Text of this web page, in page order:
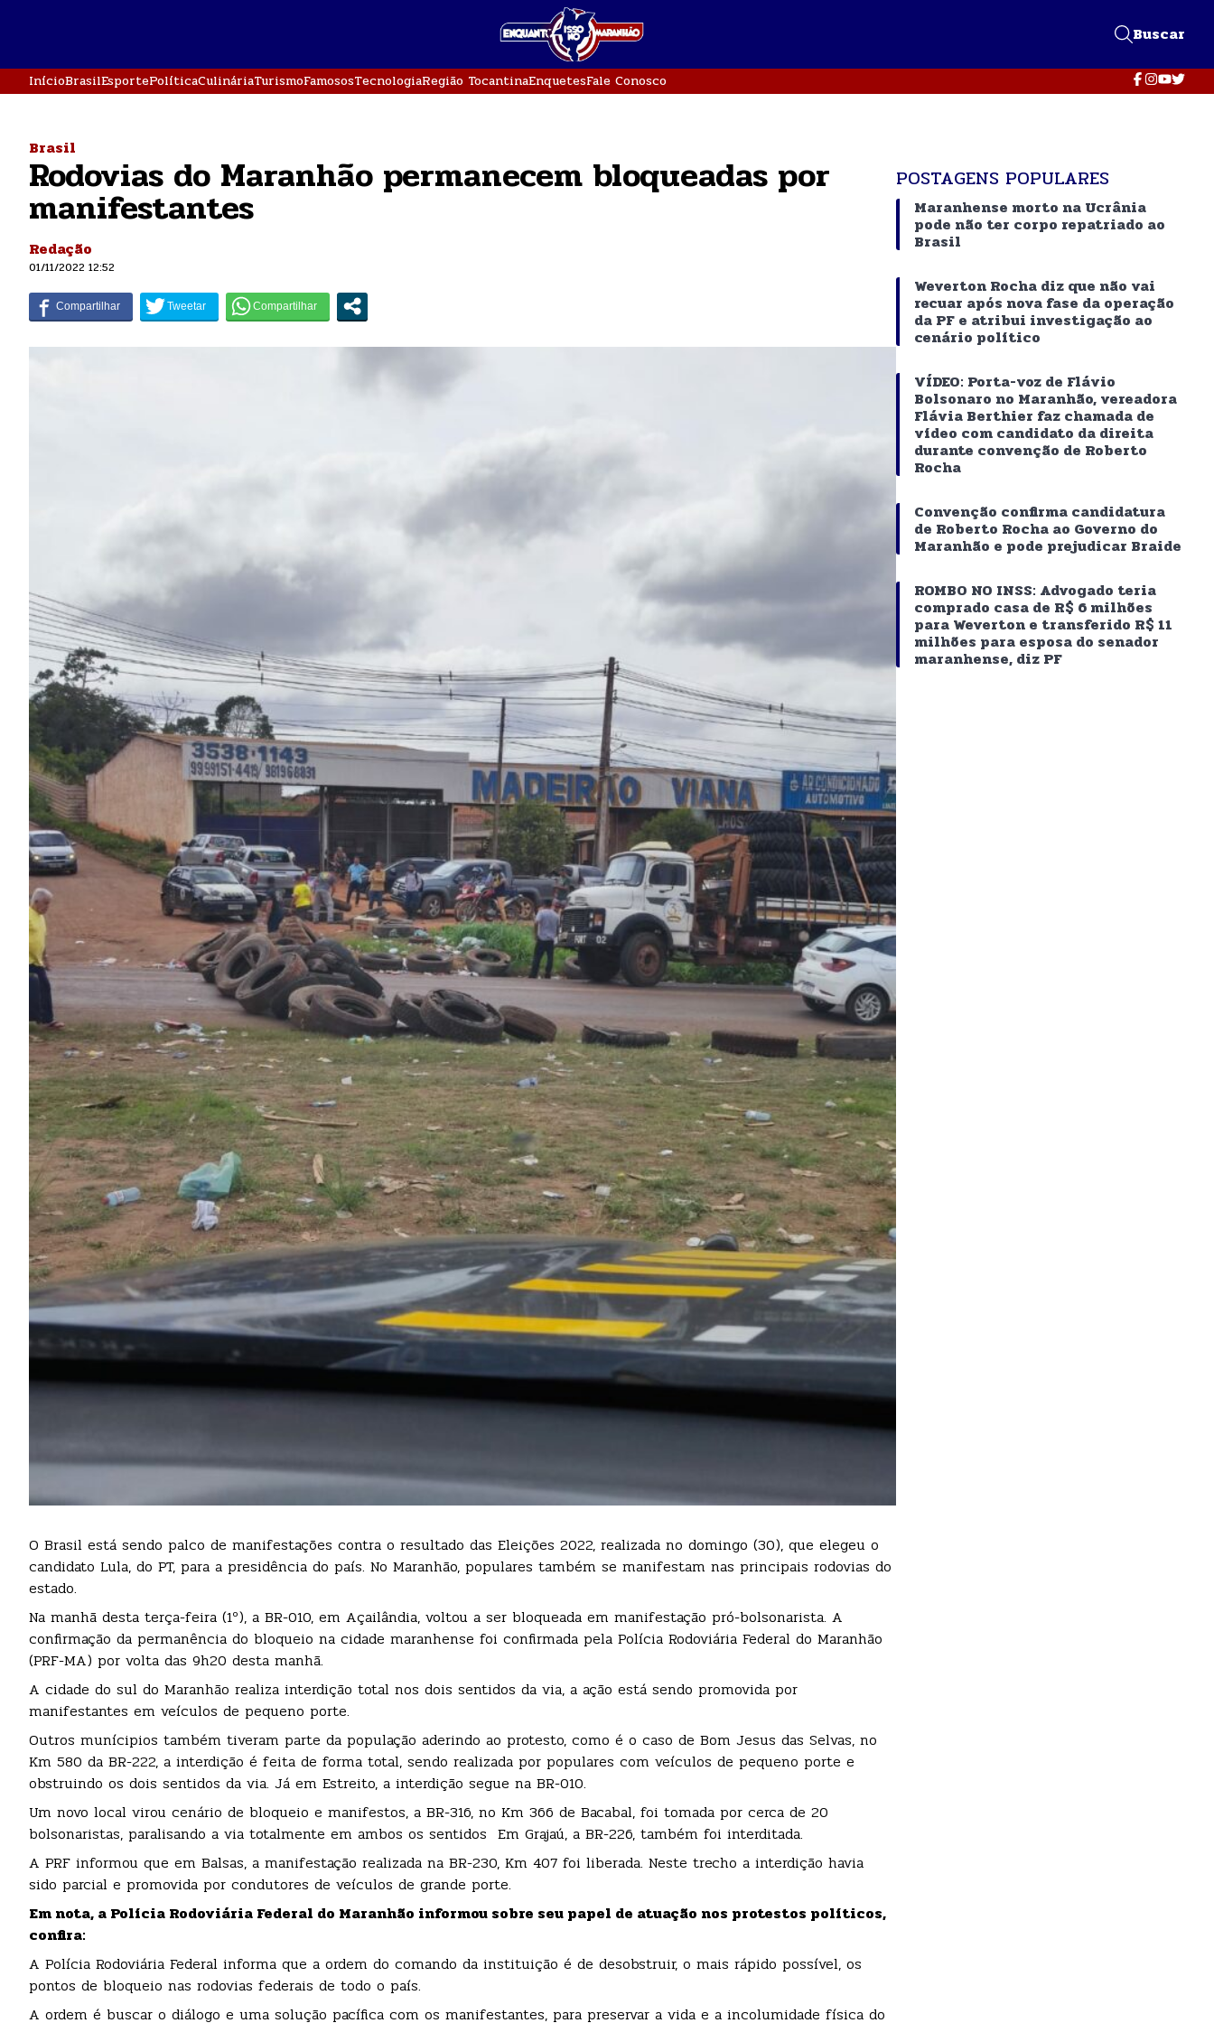
Buscar
InícioBrasilEsportePolíticaCulináriaTurismoFamososTecnologiaRegião TocantinaEnquetesFale Conosco
Brasil
Rodovias do Maranhão permanecem bloqueadas por
manifestantes
Redação
01/11/2022 12:52
O Brasil está sendo palco de manifestações contra o resultado das Eleições 2022, realizada no domingo (30), que elegeu o
candidato Lula, do PT, para a presidência do país. No Maranhão, populares também se manifestam nas principais rodovias do
estado.
Na manhã desta terça-feira (1º), a BR-010, em Açailândia, voltou a ser bloqueada em manifestação pró-bolsonarista. A
confirmação da permanência do bloqueio na cidade maranhense foi confirmada pela Polícia Rodoviária Federal do Maranhão
(PRF-MA) por volta das 9h20 desta manhã.
A cidade do sul do Maranhão realiza interdição total nos dois sentidos da via, a ação está sendo promovida por
manifestantes em veículos de pequeno porte.
Outros munícipios também tiveram parte da população aderindo ao protesto, como é o caso de Bom Jesus das Selvas, no
Km 580 da BR-222, a interdição é feita de forma total, sendo realizada por populares com veículos de pequeno porte e
obstruindo os dois sentidos da via. Já em Estreito, a interdição segue na BR-010.
Um novo local virou cenário de bloqueio e manifestos, a BR-316, no Km 366 de Bacabal, foi tomada por cerca de 20
bolsonaristas, paralisando a via totalmente em ambos os sentidos Em Grajaú, a BR-226, também foi interditada.
A PRF informou que em Balsas, a manifestação realizada na BR-230, Km 407 foi liberada. Neste trecho a interdição havia
sido parcial e promovida por condutores de veículos de grande porte.
Em nota, a Polícia Rodoviária Federal do Maranhão informou sobre seu papel de atuação nos protestos políticos,
confira:
A Polícia Rodoviária Federal informa que a ordem do comando da instituição é de desobstruir, o mais rápido possível, os
pontos de bloqueio nas rodovias federais de todo o país.
A ordem é buscar o diálogo e uma solução pacífica com os manifestantes, para preservar a vida e a incolumidade física do
POSTAGENS POPULARES
Maranhense morto na Ucrânia
pode não ter corpo repatriado ao
Brasil
Weverton Rocha diz que não vai
recuar após nova fase da operação
da PF e atribui investigação ao
cenário político
VÍDEO: Porta-voz de Flávio
Bolsonaro no Maranhão, vereadora
Flávia Berthier faz chamada de
vídeo com candidato da direita
durante convenção de Roberto
Rocha
Convenção confirma candidatura
de Roberto Rocha ao Governo do
Maranhão e pode prejudicar Braide
ROMBO NO INSS: Advogado teria
comprado casa de R$ 6 milhões
para Weverton e transferido R$ 11
milhões para esposa do senador
maranhense, diz PF